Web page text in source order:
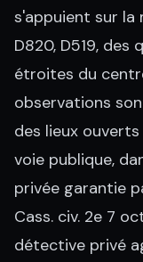
s'appuient sur la
D820, D519,
étroites du
observations
des lieux
voie publique,
privée garantie
Cass. civ. 2e 7
détective privé